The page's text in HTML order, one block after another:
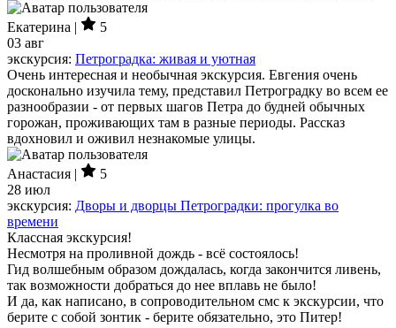
Екатерина |
5
03 авг
экскурсия: Петроградка: живая и уютная
Очень интересная и необычная экскурсия. Евгения очень
досконально изучила тему, представил Петроградку во всем ее
разнообразии - от первых шагов Петра до будней обычных
горожан, проживающих там в разные периоды. Рассказ
вдохновил и оживил незнакомые улицы.
Анастасия |
5
28 июл
экскурсия: Дворы и дворцы Петроградки: прогулка во
времени
Классная экскурсия!
Несмотря на проливной дождь - всё состоялось!
Гид волшебным образом дождалась, когда закончится ливень,
так возможности добраться до нее вплавь не было!
И да, как написано, в сопроводительном смс к экскурсии, что
берите с собой зонтик - берите обязательно, это Питер!